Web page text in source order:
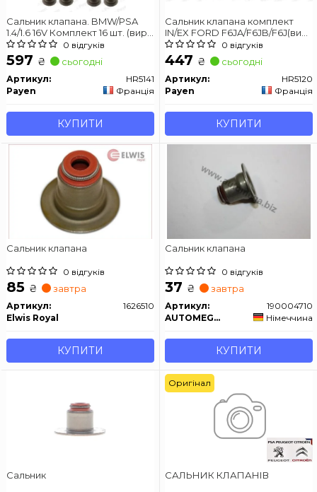
Сальник клапана. BMW/PSA
1.4/1.6 16V Комплект 16 шт. (вир-
во Payen)
0 відгуків
597 ₴ сьогодні
Артикул:
HR5141
Payen
Франція
КУПИТИ
Сальник клапана комплект
IN/EX FORD F6JA/F6JB/F6J(вир-
во Payen)
0 відгуків
447 ₴ сьогодні
Артикул:
HR5120
Payen
Франція
КУПИТИ
Сальник клапана
0 відгуків
85 ₴ завтра
Артикул:
1626510
Elwis Royal
КУПИТИ
Сальник клапана
0 відгуків
37 ₴ завтра
Артикул:
190004710
AUTOMEGA / Dello
Німеччина
КУПИТИ
Сальник САЛЬНИК КЛАПАНІВ
Оригінал